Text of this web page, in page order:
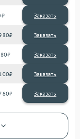
Заказать